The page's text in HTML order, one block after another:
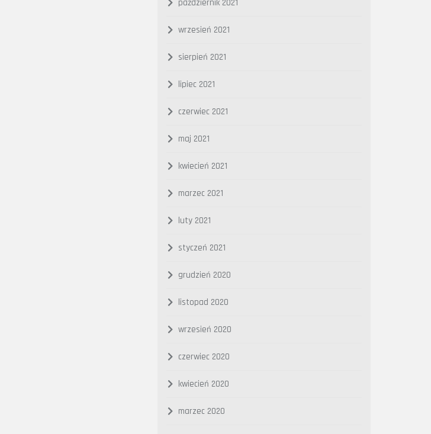
październik 2021
wrzesień 2021
sierpień 2021
lipiec 2021
czerwiec 2021
maj 2021
kwiecień 2021
marzec 2021
luty 2021
styczeń 2021
grudzień 2020
listopad 2020
wrzesień 2020
czerwiec 2020
kwiecień 2020
marzec 2020